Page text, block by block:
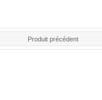
Produit précédent